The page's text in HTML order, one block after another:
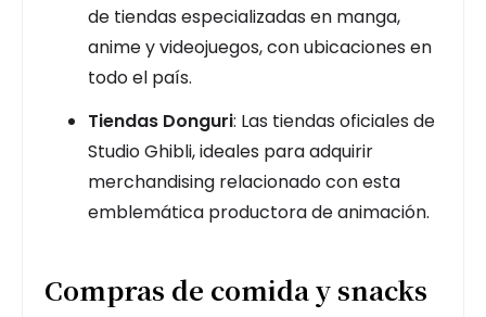
de tiendas especializadas en manga,
anime y videojuegos, con ubicaciones en
todo el país.
Tiendas Donguri: Las tiendas oficiales de
Studio Ghibli, ideales para adquirir
merchandising relacionado con esta
emblemática productora de animación.
Compras de comida y snacks